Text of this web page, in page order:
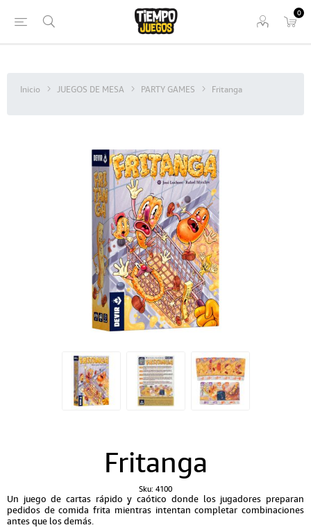
0
Inicio JUEGOS DE MESA PARTY GAMES Fritanga
Fritanga
Sku: 4100
Un juego de cartas rápido y caótico donde los jugadores preparan
pedidos de comida frita mientras intentan completar combinaciones
antes que los demás.